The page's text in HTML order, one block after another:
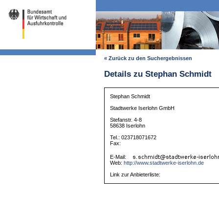
« Zurück zu den Suchergebnissen
Details zu Stephan Schmidt
Stephan Schmidt
Stadtwerke Iserlohn GmbH
Stefanstr. 4-8
58638 Iserlohn
Tel.: 023718071672
Fax:
E-Mail:
Web: http://www.stadtwerke-iserlohn.de
Link zur Anbieterliste: